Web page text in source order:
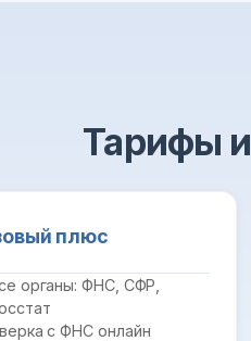
Тарифы
плюс
органы: ФНС, СФР,
с ФНС онлайн